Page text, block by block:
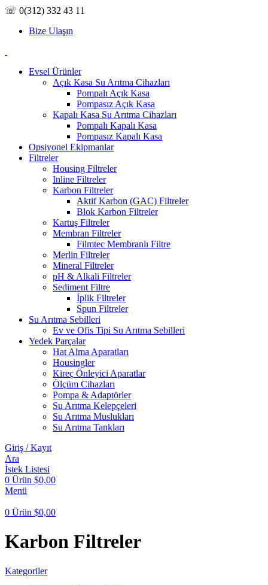
☏ 0(312) 332 43 11
Bize Ulaşın
Evsel Ürünler
Açık Kasa Su Arıtma Cihazları
Pompalı Açık Kasa
Pompasız Açık Kasa
Kapalı Kasa Su Arıtma Cihazları
Pompalı Kapalı Kasa
Pompasız Kapalı Kasa
Opsiyonel Ekipmanlar
Filtreler
Housing Filtreler
Inline Filtreler
Karbon Filtreler
Aktif Karbon (GAC) Filtreler
Blok Karbon Filtreler
Kartuş Filtreler
Membran Filtreler
Filmtec Membranlı Filtre
Merlin Filtreler
Mineral Filtreler
pH & Alkali Filtreler
Sediment Filtre
İplik Filtreler
Spun Filtreler
Su Arıtma Sebilleri
Ev ve Ofis Tipi Su Arıtma Sebilleri
Yedek Parçalar
Hat Alma Aparatları
Housingler
Kireç Önleyici Aparatlar
Ölçüm Cihazları
Pompa & Adaptörler
Su Arıtma Kelepçeleri
Su Arıtma Muslukları
Su Arıtma Tankları
Giriş / Kayıt
Ara
İstek Listesi
0 Ürün $0,00
Menü
0 Ürün $0,00
Karbon Filtreler
Kategoriler